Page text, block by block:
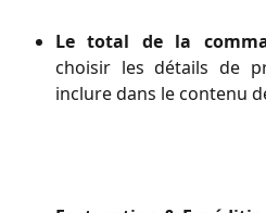
Le total de la
choisir les détails de
inclure dans le contenu